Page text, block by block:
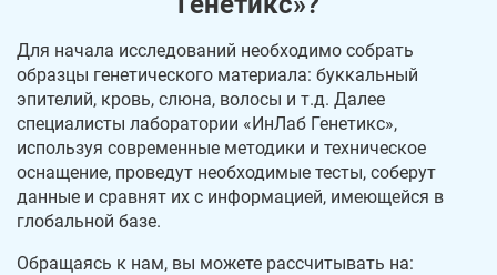
Для начала исследований необходимо собрать
образцы генетического материала: буккальный
эпителий, кровь, слюна, волосы и т.д. Далее
специалисты лаборатории «ИнЛаб Генетикс»,
используя современные методики и техническое
оснащение, проведут необходимые тесты, соберут
данные и сравнят их с информацией, имеющейся в
глобальной базе.
Обращаясь к нам, вы можете рассчитывать на: